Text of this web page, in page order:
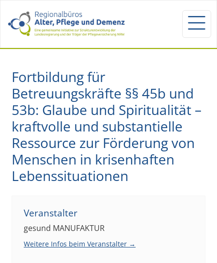
Fortbildung für
Betreuungskräfte §§ 45b und
53b: Glaube und Spiritualität –
kraftvolle und substantielle
Ressource zur Förderung von
Menschen in krisenhaften
Lebenssituationen
Veranstalter
gesund MANUFAKTUR
Weitere Infos beim Veranstalter →